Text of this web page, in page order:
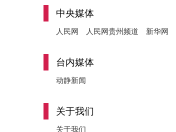
中央媒体
人民网 人民网贵州频道 新华网
台内媒体
动静新闻
关于我们
关于我们